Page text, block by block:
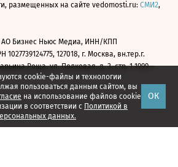
cookie-файлы и технологии
пользоваться данным сайтом, вы
на использование файлов cookie
в соответствии с Политикой в
данных.
ОК
размещенных на сайте vedomosti.ru: СМИ2,
Бизнес Ньюс Медиа, ИНН/КПП
1027739124775, 127018, г. Москва, вн.тер.г.
Роща, ул. Полковая, д. 3, стр. 1 1999—